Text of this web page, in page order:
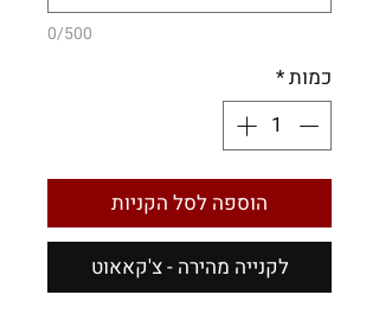
0/500
כמות*
הוספה לסל הקניות
לקנייה מהירה - צ'קאאוט